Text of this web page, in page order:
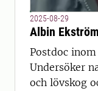
2025-08-29
Albin Ekström
Postdoc
Undersöker
och lövskog